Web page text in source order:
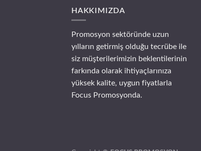
HAKKIMIZDA
Promosyon sektöründe uzun
yılların getirmiş olduğu tecrübe ile
siz müşterilerimizin beklentilerinin
farkında olarak ihtiyaçlarınıza
yüksek kalite, uygun fiyatlarla
Focus Promosyonda.